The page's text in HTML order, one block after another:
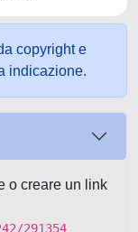
copyright e
indicazione.
o creare un link
291354